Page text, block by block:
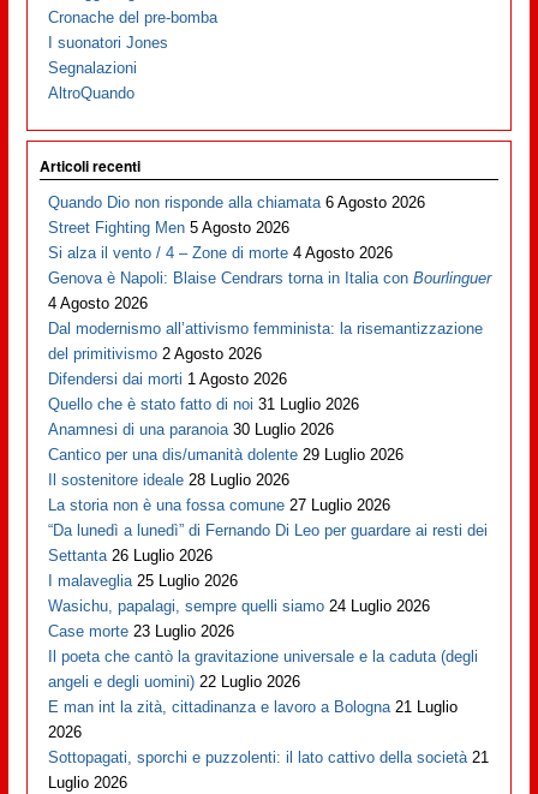
Cronache del pre-bomba
I suonatori Jones
Segnalazioni
AltroQuando
Articoli recenti
Quando Dio non risponde alla chiamata 6 Agosto 2026
Street Fighting Men 5 Agosto 2026
Si alza il vento / 4 – Zone di morte 4 Agosto 2026
Genova è Napoli: Blaise Cendrars torna in Italia conBourlinguer
4 Agosto 2026
Dal modernismo all’attivismo femminista: la risemantizzazione
del primitivismo 2 Agosto 2026
Difendersi dai morti 1 Agosto 2026
Quello che è stato fatto di noi 31 Luglio 2026
Anamnesi di una paranoia 30 Luglio 2026
Cantico per una dis/umanità dolente 29 Luglio 2026
Il sostenitore ideale 28 Luglio 2026
La storia non è una fossa comune 27 Luglio 2026
“Da lunedì a lunedì” di Fernando Di Leo per guardare ai resti dei
Settanta 26 Luglio 2026
I malaveglia 25 Luglio 2026
Wasichu, papalagi, sempre quelli siamo 24 Luglio 2026
Case morte 23 Luglio 2026
Il poeta che cantò la gravitazione universale e la caduta (degli
angeli e degli uomini) 22 Luglio 2026
E man int la zità, cittadinanza e lavoro a Bologna 21 Luglio
2026
Sottopagati, sporchi e puzzolenti: il lato cattivo della società 21
Luglio 2026